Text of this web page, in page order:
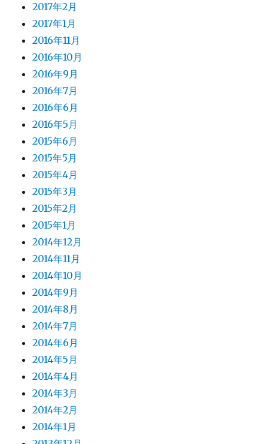
2017年2月
2017年1月
2016年11月
2016年10月
2016年9月
2016年7月
2016年6月
2016年5月
2015年6月
2015年5月
2015年4月
2015年3月
2015年2月
2015年1月
2014年12月
2014年11月
2014年10月
2014年9月
2014年8月
2014年7月
2014年6月
2014年5月
2014年4月
2014年3月
2014年2月
2014年1月